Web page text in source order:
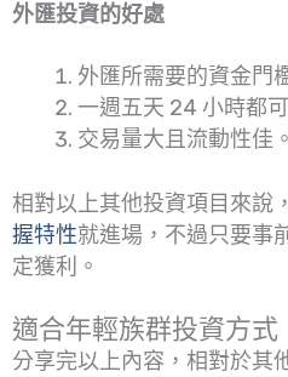
外匯投資的好處
外匯所需要的資金門
一週五天 24 小時都
交易量大且流動性佳。
相對以上其他投資項目來說
握特性就進場，不過只要事
定獲利。
適合年輕族群投資方式
分享完以上內容，相對於其